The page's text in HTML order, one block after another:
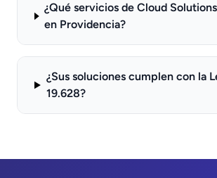
¿Qué servicios de Cloud
en Providencia?
¿Sus soluciones cumplen con la
19.628?